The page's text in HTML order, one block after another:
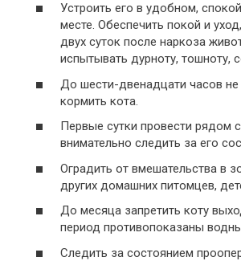
Устроить его в удобном,
месте. Обеспечить покой и
двух суток после наркоза
испытывать дурноту, тошноту,
До шести-двенадцати часов не
кормить кота.
Первые сутки провести рядом
внимательно следить за его
Оградить от вмешательства в
других домашних питомцев,
До месяца запретить коту
период противопоказаны
Следить за состоянием